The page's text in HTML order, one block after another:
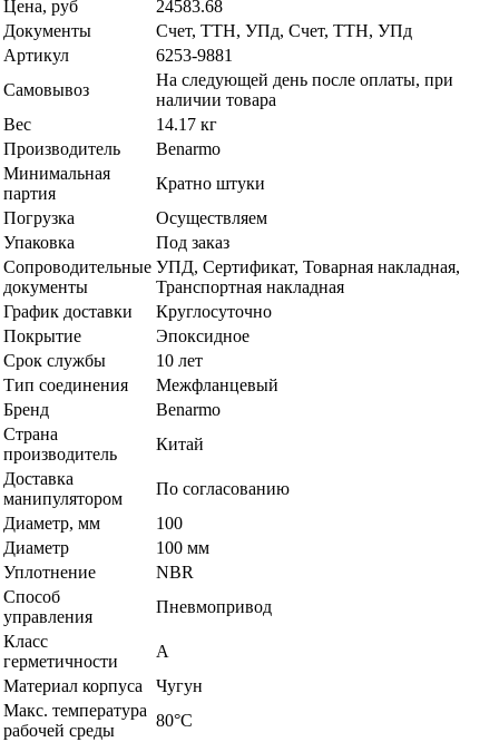
Цена, руб
24583.68
Документы
Счет, ТТН, УПд, Счет, ТТН, УПд
Артикул
6253-9881
Самовывоз
На следующей день после оплаты, при
наличии товара
Вес
14.17 кг
Производитель
Benarmo
Минимальная
партия
Кратно штуки
Погрузка
Осуществляем
Упаковка
Под заказ
Сопроводительные
документы
УПД, Сертификат, Товарная накладная,
Транспортная накладная
График доставки
Круглосуточно
Покрытие
Эпоксидное
Срок службы
10 лет
Тип соединения
Межфланцевый
Бренд
Benarmo
Страна
производитель
Китай
Доставка
манипулятором
По согласованию
Диаметр, мм
100
Диаметр
100 мм
Уплотнение
NBR
Способ
управления
Пневмопривод
Класс
герметичности
А
Материал корпуса
Чугун
Макс. температура
рабочей среды
80°C